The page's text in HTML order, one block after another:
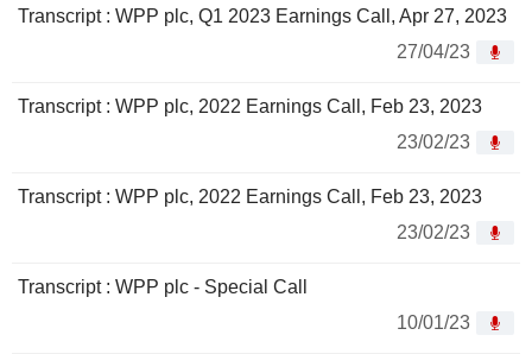
Transcript : WPP plc, Q1 2023 Earnings Call, Apr 27, 2023
27/04/23
Transcript : WPP plc, 2022 Earnings Call, Feb 23, 2023
23/02/23
Transcript : WPP plc, 2022 Earnings Call, Feb 23, 2023
23/02/23
Transcript : WPP plc - Special Call
10/01/23